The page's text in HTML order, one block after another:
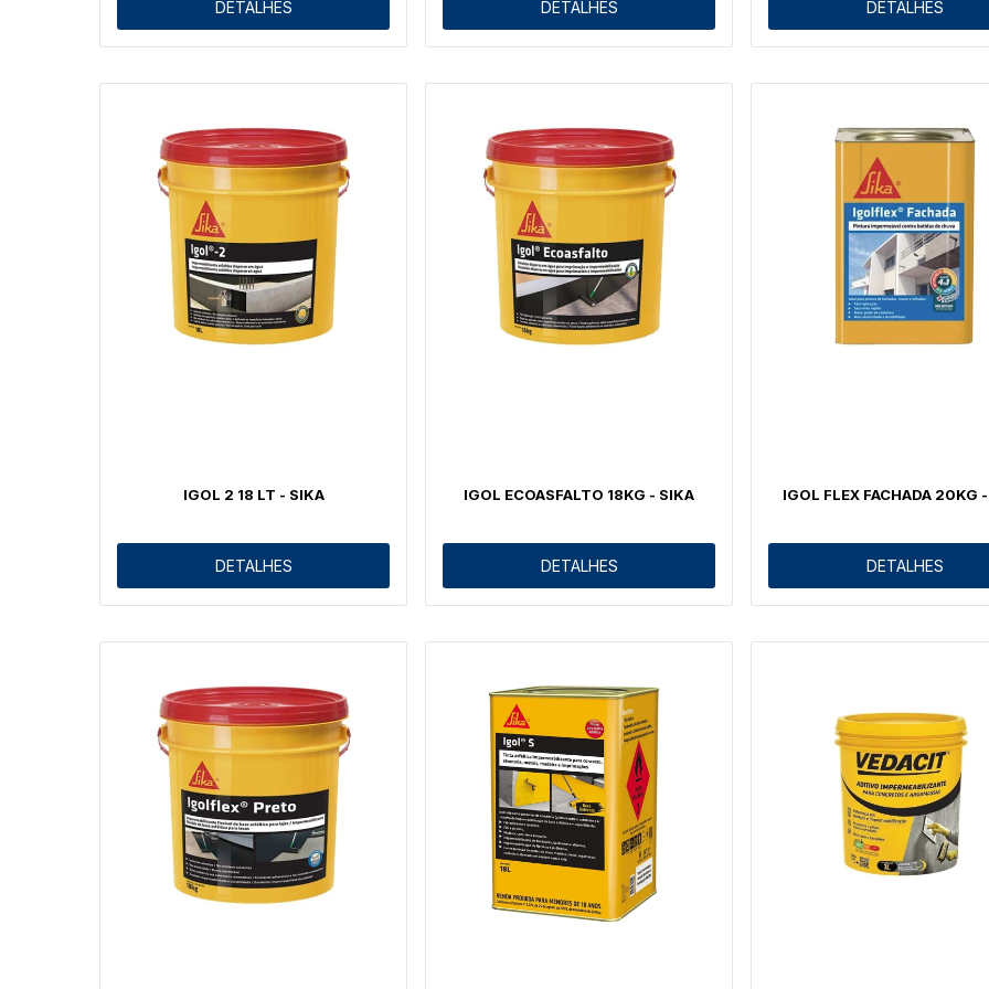
DETALHES DETALHES DETALHES
IGOL 2 18 LT - SIKA
DETALHES
IGOL ECOASFALTO 18KG - SIKA
DETALHES
IGOL FLEX FACHADA 20KG
DETALHES